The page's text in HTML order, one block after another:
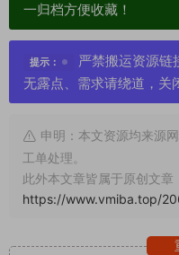
一归档方便收藏！
提示：
严禁搬运资源链
无露点、需求请绕道，关
申明：本文资源均来源
工单处理。
此外本文章皆属于原创文章
https://www.vmiba.top/